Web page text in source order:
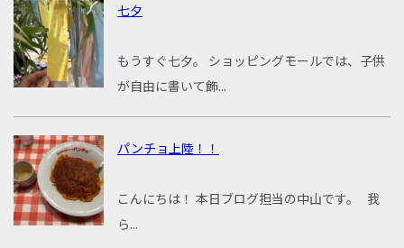
七夕
もうすぐ七夕。 ショッピングモールでは、子供
が自由に書いて飾...
パンチョ上陸！！
こんにちは！ 本日ブログ担当の中山です。 我
ら...